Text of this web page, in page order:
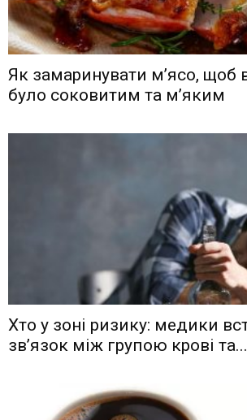
Як замаринувати м’ясо, щоб
було соковитим та м’яким
Хто у зоні ризику: медики
зв’язок між групою крові та...